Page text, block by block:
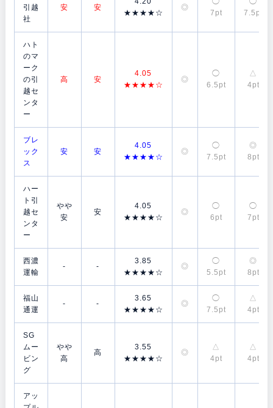
引越
社
安 安
★★★★☆
◎
7pt
7.5pt
ハト
のマ
ーク
の引
越セ
ンタ
ー
高 安
4.05
★★★★☆
◎
◯
6.5pt
△
4pt
ブレ
ック
ス
安 安
4.05
★★★★☆
◎
◯
7.5pt
◎
8pt
ハー
ト引
越セ
ンタ
ー
やや
安
安
4.05
★★★★☆
◎
◯
6pt
◯
7pt
西濃
運輸
- -
3.85
★★★★☆
◎
◯
5.5pt
◎
8pt
福山
通運
- -
3.65
★★★★☆
◎
◯
7.5pt
△
4pt
SG
ムー
ビン
グ
やや
高
高
3.55
★★★★☆
◎
△
4pt
△
4pt
アッ